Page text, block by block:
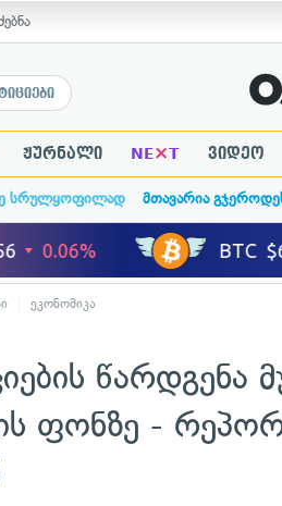
ჟურნალი NE×T ვიდეო
სრულყოფილად მთავარია
ეკონომიკა
წარდგენა
ფონზე -